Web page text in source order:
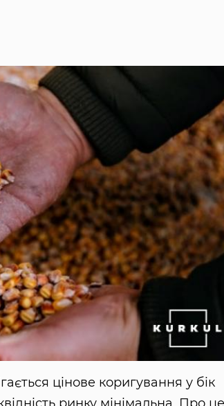
цінове коригування у бік
ринку мінімальна. Про це